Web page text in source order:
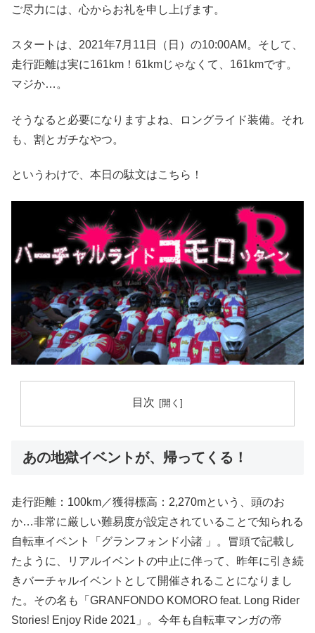
ご尽力には、心からお礼を申し上げます。
スタートは、2021年7月11日（日）の10:00AM。そして、
走行距離は実に161km！61kmじゃなくて、161kmです。
マジか…。
そうなると必要になりますよね、ロングライド装備。それ
も、割とガチなやつ。
というわけで、本日の駄文はこちら！
目次
あの地獄イベントが、帰ってくる！
走行距離：100km／獲得標高：2,270mという、頭のお
か…非常に厳しい難易度が設定されていることで知られる
自転車イベント「グランフォンド小諸 」。冒頭で記載し
たように、リアルイベントの中止に伴って、昨年に引き続
きバーチャルイベントとして開催されることになりまし
た。その名も「GRANFONDO KOMORO feat. Long Rider
Stories! Enjoy Ride 2021」。今年も自転車マンガの帝